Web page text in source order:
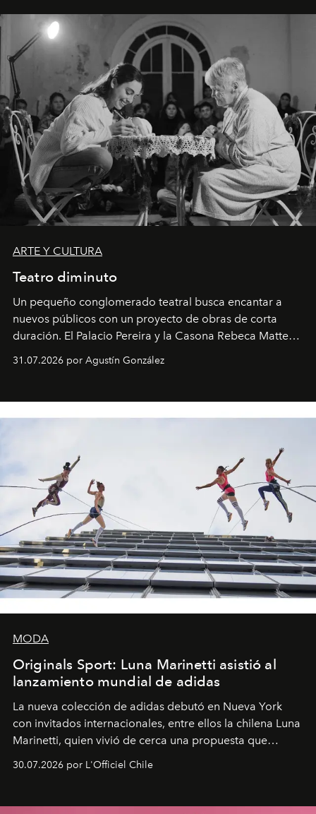
ARTE Y CULTURA
Teatro diminuto
Un pequeño conglomerado teatral busca encantar a
nuevos públicos con un proyecto de obras de corta
duración. El Palacio Pereira y la Casona Rebeca Matte
son algunos de los lugares que han albergado estas
miniobras. Sus puestas en escena son limpias; ponen el
31.07.2026 por Agustín González
MODA
Originals Sport: Luna Marinetti asistió al
lanzamiento mundial de adidas
La nueva colección de adidas debutó en Nueva York
con invitados internacionales, entre ellos la chilena Luna
Marinetti, quien vivió de cerca una propuesta que
fusiona moda y rendimiento.
30.07.2026 por L'Officiel Chile